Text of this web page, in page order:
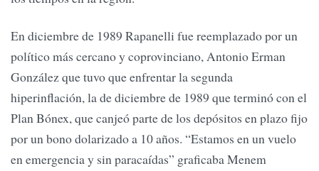
En diciembre de 1989 Rapanelli fue reemplazado por un
político más cercano y coprovinciano, Antonio Erman
González que tuvo que enfrentar la segunda
hiperinflación, la de diciembre de 1989 que terminó con el
Plan Bónex, que canjeó parte de los depósitos en plazo fijo
por un bono dolarizado a 10 años. “Estamos en un vuelo
en emergencia y sin paracaídas” graficaba Menem